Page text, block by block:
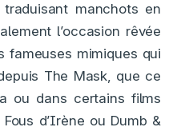
manchots en
l’occasion rêvée
fameuses mimiques qui
The Mask, que ce
ou dans certains films
d’Irène ou Dumb &